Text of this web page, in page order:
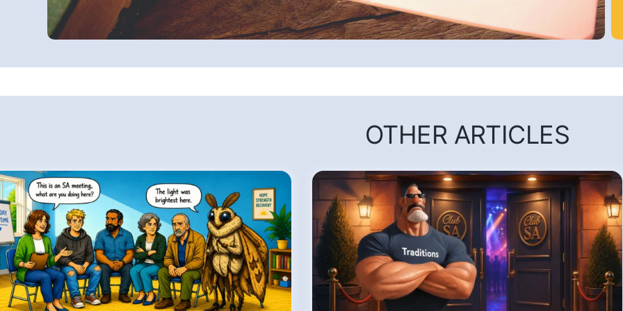
OTHER ARTICLES